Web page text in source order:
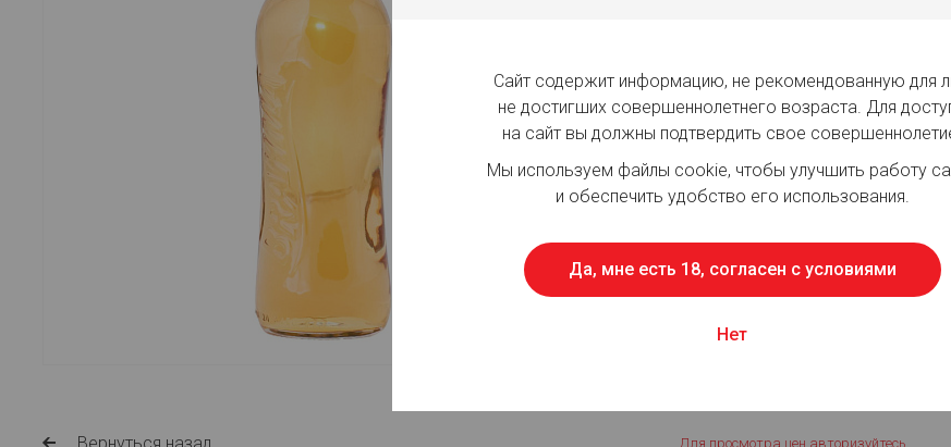
Крепость:
Плотность:
Фильтрация:
Оттенок:
Срок годности:
Для просмотра цен авторизуйтесь
Сайт содержит информацию, не рекомендованную для
не достигших совершеннолетнего возраста. Для
на сайт вы должны подтвердить свое
Мы используем файлы cookie, чтобы улучшить работу
и обеспечить удобство его использования.
Да, мне есть 18, согласен с условиями
Нет